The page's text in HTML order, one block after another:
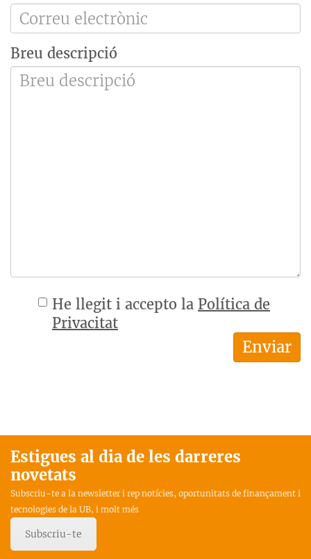
Breu descripció
He llegit i accepto la Política de
Privacitat
Estigues al dia de les darreres
novetats
Subscriu-te a la newsletter i rep notícies, oportunitats de finançament i
tecnologies de la UB, i molt més
Subscriu-te